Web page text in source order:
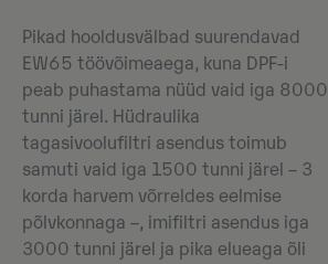
Pikad hooldusvälbad suurendavad
EW65 töövõimeaega, kuna DPF-i
peab puhastama nüüd vaid iga 8000
tunni järel. Hüdraulika
tagasivoolufiltri asendus toimub
samuti vaid iga 1500 tunni järel – 3
korda harvem võrreldes eelmise
põlvkonnaga –, imifiltri asendus iga
3000 tunni järel ja pika elueaga õli